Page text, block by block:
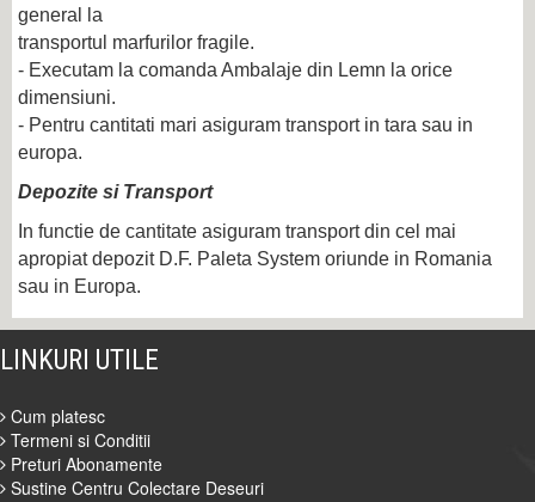
general la
transportul marfurilor fragile.
- Executam la comanda Ambalaje din Lemn la orice
dimensiuni.
- Pentru cantitati mari asiguram transport in tara sau in
europa.
Depozite si Transport
In functie de cantitate asiguram transport din cel mai
apropiat depozit D.F. Paleta System oriunde in Romania
sau in Europa.
LINKURI UTILE
Cum platesc
Termeni si Conditii
Preturi Abonamente
Sustine Centru Colectare Deseuri